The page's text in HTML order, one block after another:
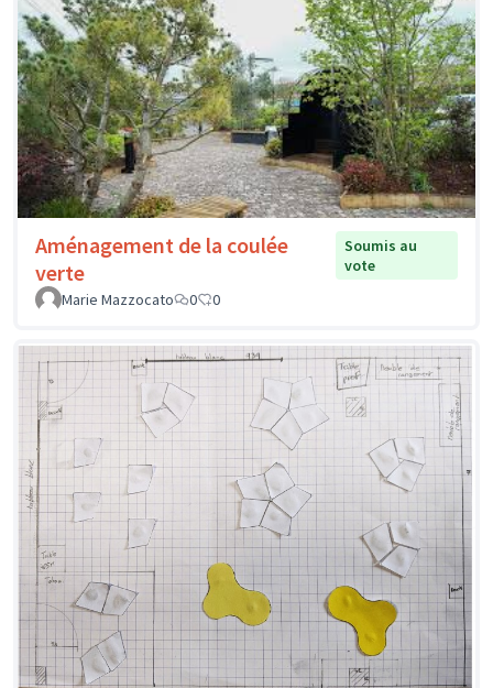
Aménagement de la coulée
verte
Soumis au
vote
Marie Mazzocato
0 0